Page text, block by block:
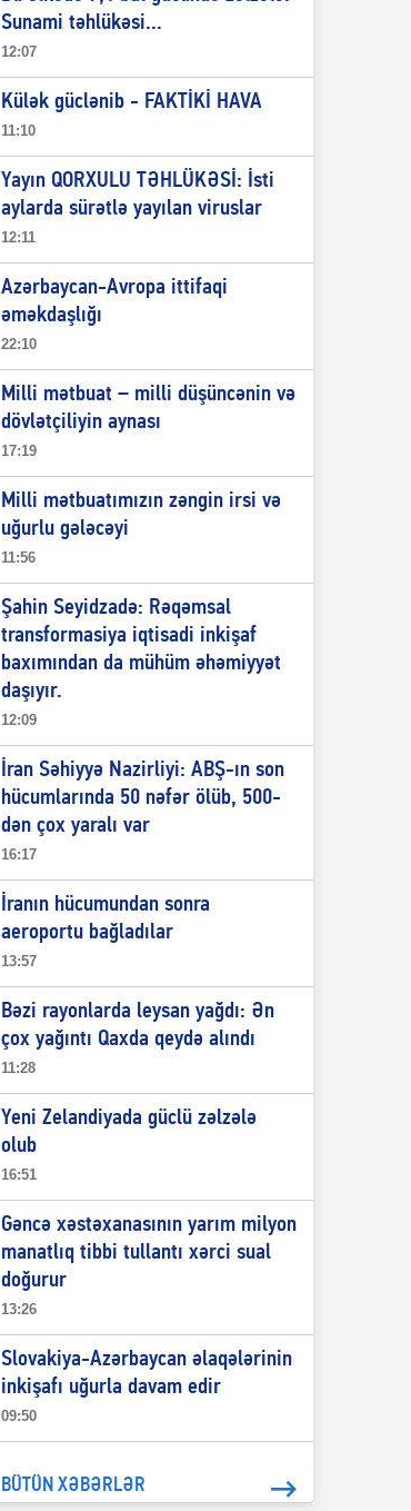
Sunami təhlükəsi...
12:07
Külək güclənib - FAKTİKİ HAVA
11:10
Yayın QORXULU TƏHLÜKƏSİ: İsti
aylarda sürətlə yayılan viruslar
12:11
Azərbaycan-Avropa ittifaqi
əməkdaşlığı
22:10
Milli mətbuat – milli düşüncənin və
dövlətçiliyin aynası
17:19
Milli mətbuatımızın zəngin irsi və
uğurlu gələcəyi
11:56
Şahin Seyidzadə: Rəqəmsal
transformasiya iqtisadi inkişaf
baxımından da mühüm əhəmiyyət
daşıyır.
12:09
İran Səhiyyə Nazirliyi: ABŞ-ın son
hücumlarında 50 nəfər ölüb, 500-
dən çox yaralı var
16:17
İranın hücumundan sonra
aeroportu bağladılar
13:57
Bəzi rayonlarda leysan yağdı: Ən
çox yağıntı Qaxda qeydə alındı
11:28
Yeni Zelandiyada güclü zəlzələ
olub
16:51
Gəncə xəstəxanasının yarım milyon
manatlıq tibbi tullantı xərci sual
doğurur
13:26
Slovakiya-Azərbaycan əlaqələrinin
inkişafı uğurla davam edir
09:50
BÜTÜN XƏBƏRLƏR